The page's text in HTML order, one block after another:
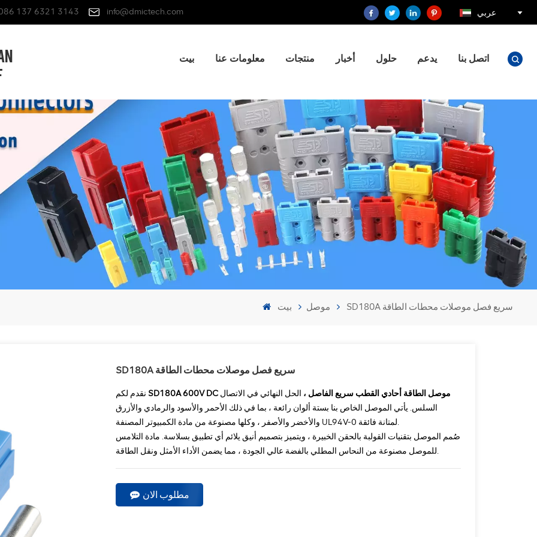
137 6321 3143 info@dmictech.com عربي
بيت معلومات عنا منتجات أخبار حلول يدعم اتصل بنا
بيت موصل SD180A سريع فصل موصلات محطات الطاقة
SD180A سريع فصل موصلات محطات الطاقة
نقدم لكم SD180A 600V DC موصل الطاقة أحادي القطب سريع الفاصل ، الحل النهائي في الاتصال
السلس. يأتي الموصل الخاص بنا بستة ألوان رائعة ، بما في ذلك الأحمر والأسود والرمادي والأزرق
والأخضر والأصفر ، وكلها مصنوعة من مادة الكمبيوتر المصنفة UL94V-0 لمتانة فائقة.
صُمم الموصل بتقنيات القولبة بالحقن الخبيرة ، ويتميز بتصميم أنيق يلائم أي تطبيق بسلاسة. مادة التلامس
للموصل مصنوعة من النحاس المطلي بالفضة عالي الجودة ، مما يضمن الأداء الأمثل ونقل الطاقة.
مطلوب الان